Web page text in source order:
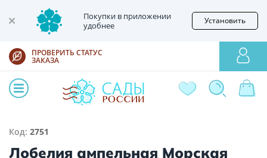
Покупки в приложении
удобнее
Установить
ПРОВЕРИТЬ СТАТУС
ЗАКАЗА
Код: 2751
Лобелия ампельная Морская